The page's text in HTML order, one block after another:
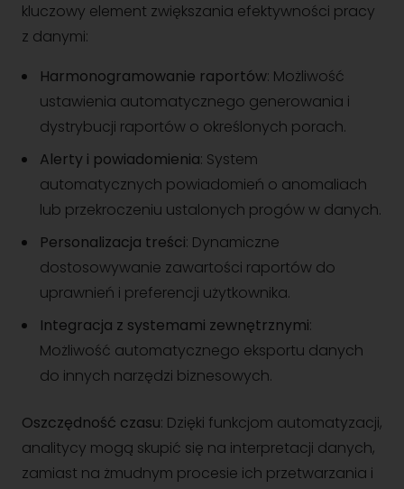
kluczowy element zwiększania efektywności pracy
z danymi:
Harmonogramowanie raportów: Możliwość
ustawienia automatycznego generowania i
dystrybucji raportów o określonych porach.
Alerty i powiadomienia: System
automatycznych powiadomień o anomaliach
lub przekroczeniu ustalonych progów w danych.
Personalizacja treści: Dynamiczne
dostosowywanie zawartości raportów do
uprawnień i preferencji użytkownika.
Integracja z systemami zewnętrznymi:
Możliwość automatycznego eksportu danych
do innych narzędzi biznesowych.
Oszczędność czasu: Dzięki funkcjom automatyzacji,
analitycy mogą skupić się na interpretacji danych,
zamiast na żmudnym procesie ich przetwarzania i